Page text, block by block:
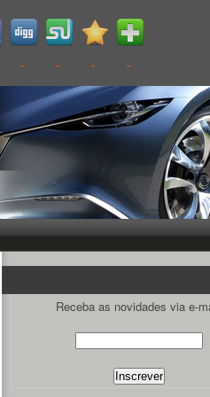
Receba as novidades via e-